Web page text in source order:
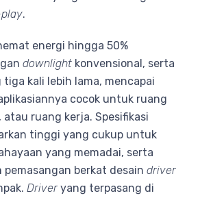
.
energi hingga 50%
downlight konvensional, serta
kali lebih lama, mencapai
cocok untuk ruang
ruang kerja. Spesifikasi
tinggi yang cukup untuk
yang memadai, serta
pemasangan berkat desain driver
Driver yang terpasang di